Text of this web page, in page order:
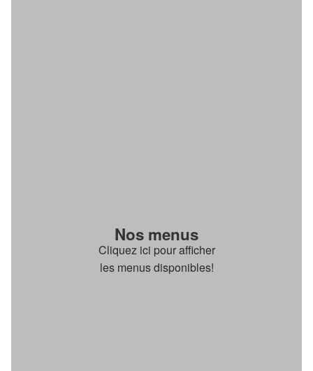
Nos menus
Cliquez ici pour afficher
les menus disponibles!